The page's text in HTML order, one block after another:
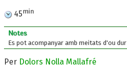
45min
Notes
Es pot acompanyar amb meitats d'ou dur
Per Dolors Nolla Mallafré